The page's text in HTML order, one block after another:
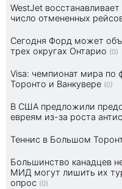
WestJet
число отмененных
Сегодня Форд может
трех округах Онтарио (0)
Visa: чемпионат мира по
Торонто и Ванкувере (0)
В США предложили
евреям из-за роста
Теннис в Большом
Большинство канадцев
МИД могут лишить их
опрос (0)